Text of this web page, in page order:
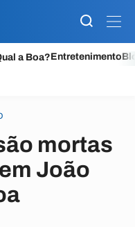
a Boa?Entretenimento
mortas
João